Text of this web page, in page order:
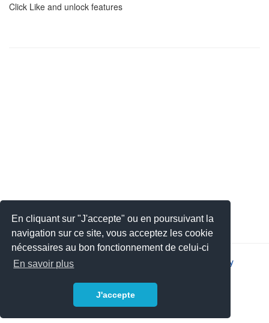
En cliquant sur "J'accepte" ou en poursuivant la
navigation sur ce site, vous acceptez les cookie
nécessaires au bon fonctionnement de celui-ci
En savoir plus
J'accepte
Click Like and unlock features
2026 © JSYS | Privacy policy